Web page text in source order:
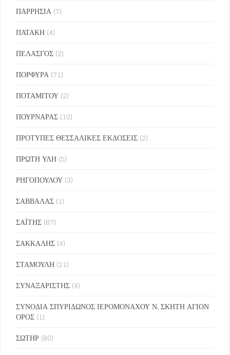
ΠΑΡΡΗΣΙΑ (7)
ΠΑΤΑΚΗ (4)
ΠΕΛΑΣΓΟΣ (2)
ΠΟΡΦΥΡΑ (71)
ΠΟΤΑΜΙΤΟΥ (2)
ΠΟΥΡΝΑΡΑΣ (10)
ΠΡΟΤΥΠΕΣ ΘΕΣΣΑΛΙΚΕΣ ΕΚΔΟΣΕΙΣ (2)
ΠΡΩΤΗ ΥΛΗ (5)
ΡΗΓΟΠΟΥΛΟΥ (3)
ΣΑΒΒΑΛΑΣ (1)
ΣΑΪΤΗΣ (87)
ΣΑΚΚΑΛΗΣ (4)
ΣΤΑΜΟΥΛΗ (21)
ΣΥΝΑΞΑΡΙΣΤΗΣ (4)
ΣΥΝΟΔΙΑ ΣΠΥΡΙΔΩΝΟΣ ΙΕΡΟΜΟΝΑΧΟΥ Ν. ΣΚΗΤΗ ΑΓΙΟΝ
ΟΡΟΣ (1)
ΣΩΤΗΡ (80)